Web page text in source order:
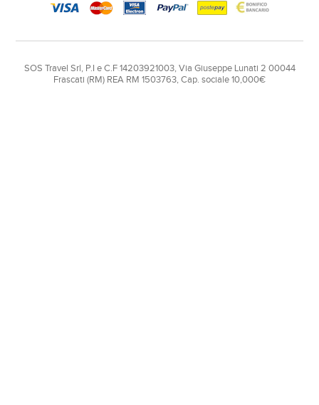
SOS Travel Srl, P.I e C.F 14203921003, Via Giuseppe Lunati 2 00044
Frascati (RM) REA RM 1503763, Cap. sociale 10,000€